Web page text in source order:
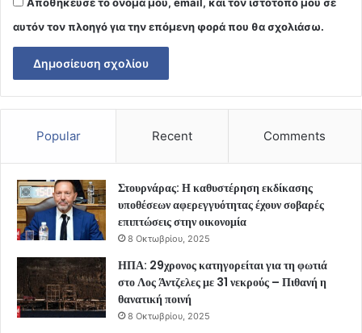
αυτόν τον πλοηγό για την επόμενη φορά που θα σχολιάσω.
Popular Recent Comments
Στουρνάρας: Η καθυστέρηση εκδίκασης
υποθέσεων αφερεγγυότητας έχουν σοβαρές
επιπτώσεις στην οικονομία
8 Οκτωβρίου, 2025
ΗΠΑ: 29χρονος κατηγορείται για τη φωτιά
στο Λος Άντζελες με 31 νεκρούς – Πιθανή η
θανατική ποινή
8 Οκτωβρίου, 2025